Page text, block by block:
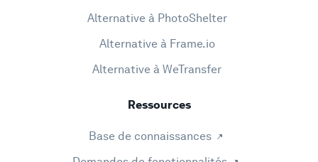
Alternative à PhotoShelter
Alternative à Frame.io
Alternative à WeTransfer
Ressources
Base de connaissances